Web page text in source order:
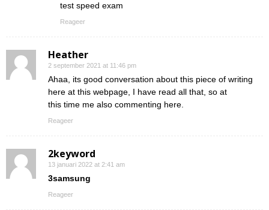
test speed exam
Reageer
Heather
2 september 2021 at 11:46 pm
Ahaa, its good conversation about this piece of writing
here at this webpage, I have read all that, so at
this time me also commenting here.
Reageer
2keyword
13 januari 2022 at 2:41 am
3samsung
Reageer